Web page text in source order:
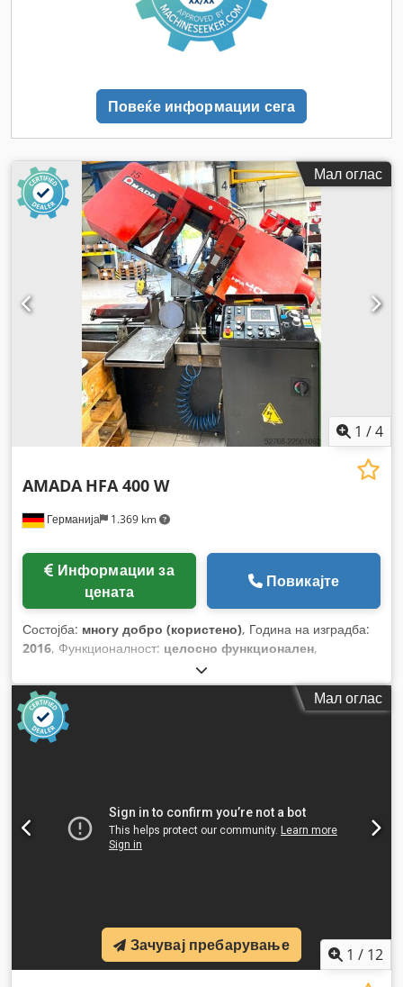
Повеќе информации сега
Мал оглас
1 /4
Германија 1.369 km
AMADA HFA 400 W
цената
Повикајте
Состојба: многу добро (користено), Година на изградба:
2016, Функционалност: целосно функционален,
Мал оглас
1 / 12
Зачувај пребарување